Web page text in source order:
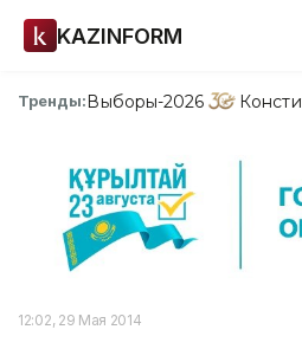
KAZINFORM
Тренды:Выборы-2026
12:02, 29 Мая 2014